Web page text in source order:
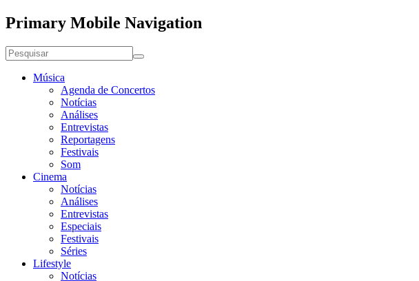
Primary Mobile Navigation
Música
Agenda de Concertos
Notícias
Análises
Entrevistas
Reportagens
Festivais
Som
Cinema
Notícias
Análises
Entrevistas
Especiais
Festivais
Séries
Lifestyle
Notícias